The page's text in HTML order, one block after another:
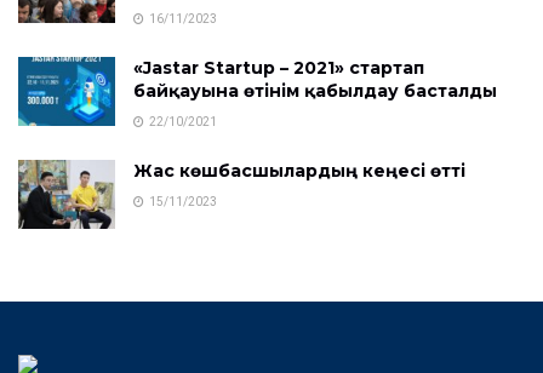
16/11/2023
«Jastar Startup – 2021» стартап
байқауына өтінім қабылдау басталды
22/10/2021
Жас көшбасшылардың кеңесі өтті
15/11/2023